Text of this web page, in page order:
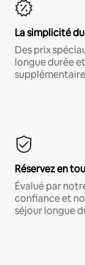
La simplicité
Des prix
longue durée
Réservez en
Évalué par
confiance et
séjour longue